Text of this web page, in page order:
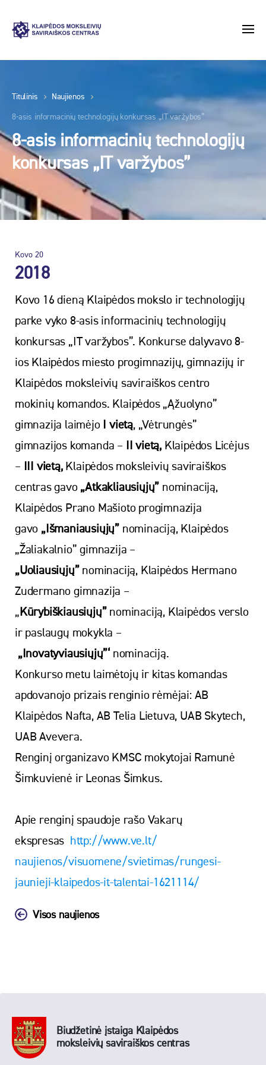
Titulinis Naujienos
8-asis informacinių technologijų konkursas „IT varžybos”
8-asis informacinių technologijų
konkursas „IT varžybos”
Kovo 20
2018
Kovo 16 dieną Klaipėdos mokslo ir technologijų
parke vyko 8-asis informacinių technologijų
konkursas „IT varžybos”. Konkurse dalyvavo 8-
ios Klaipėdos miesto progimnazijų, gimnazijų ir
Klaipėdos moksleivių saviraiškos centro
mokinių komandos. Klaipėdos „Ąžuolyno”
gimnazija laimėjoI vietą, „Vėtrungės”
gimnazijos komanda – II vietą, Klaipėdos Licėjus
–
III vietą, Klaipėdos moksleivių saviraiškos
centras gavo „Atkakliausiųjų” nominaciją,
Klaipėdos Prano Mašioto progimnazija
gavo „Išmaniausiųjų” nominaciją, Klaipėdos
„Žaliakalnio” gimnazija –
„Uoliausiųjų” nominaciją, Klaipėdos Hermano
Zudermano gimnazija –
„ Kūrybiškiausiųjų” nominaciją, Klaipėdos verslo
ir paslaugų mokykla –
„Inovatyviausiųjų”‘ nominaciją.
Konkurso metu laimėtojų ir kitas komandas
apdovanojo prizais renginio rėmėjai: AB
Klaipėdos Nafta, AB Telia Lietuva, UAB Skytech,
UAB Avevera.
Renginį organizavo KMSC mokytojai Ramunė
Šimkuvienė ir Leonas Šimkus.
Apie renginį spaudoje rašo Vakarų
ekspresas
http://www.ve.lt/
naujienos/visuomene/svietimas/rungesi-
jaunieji-klaipedos-it-talentai-1621114/
Visos naujienos
Biudžetinė įstaiga Klaipėdos
moksleivių saviraiškos centras